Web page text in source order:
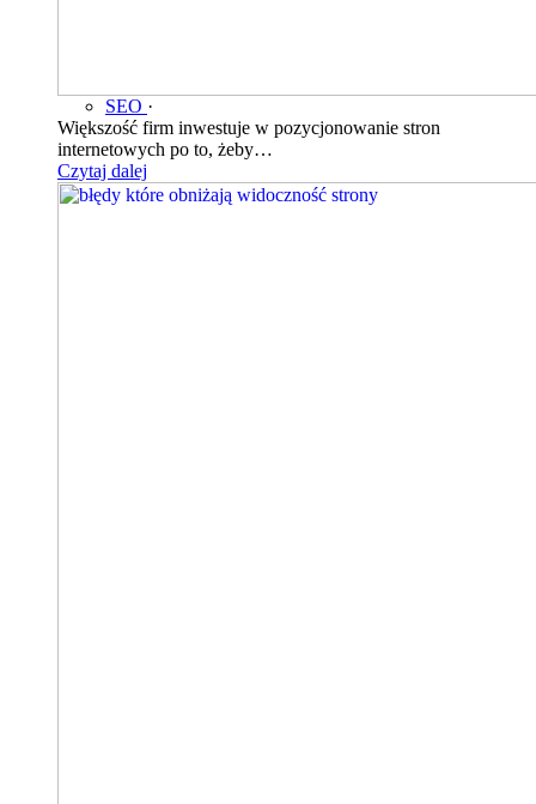
SEO ·
Większość firm inwestuje w pozycjonowanie stron
internetowych po to, żeby…
Czytaj dalej